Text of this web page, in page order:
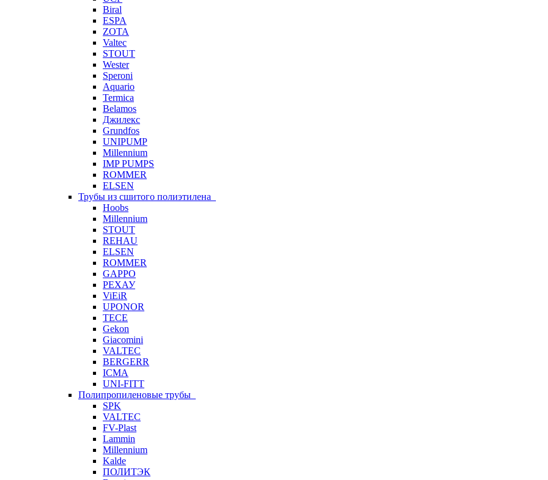
Biral
ESPA
ZOTA
Valtec
STOUT
Wester
Speroni
Aquario
Termica
Belamos
Джилекс
Grundfos
UNIPUMP
Millennium
IMP PUMPS
ROMMER
ELSEN
Трубы из сшитого полиэтилена
Hoobs
Millennium
STOUT
REHAU
ELSEN
ROMMER
GAPPO
РЕХАУ
ViEiR
UPONOR
TECE
Gekon
Giacomini
VALTEC
BERGERR
ICMA
UNI-FITT
Полипропиленовые трубы
SPK
VALTEC
FV-Plast
Lammin
Millennium
Kalde
ПОЛИТЭК